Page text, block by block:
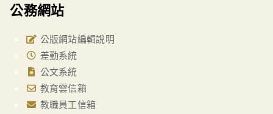
公務網站
公版網站編輯說明
差勤系統
公文系統
教育雲信箱
教職員工信箱